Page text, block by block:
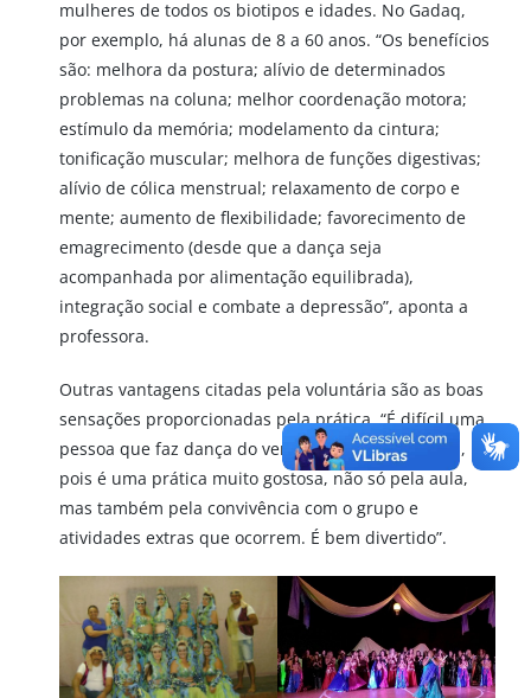
mulheres de todos os biotipos e idades. No Gadaq,
por exemplo, há alunas de 8 a 60 anos. “Os benefícios
são: melhora da postura; alívio de determinados
problemas na coluna; melhor coordenação motora;
estímulo da memória; modelamento da cintura;
tonificação muscular; melhora de funções digestivas;
alívio de cólica menstrual; relaxamento de corpo e
mente; aumento de flexibilidade; favorecimento de
emagrecimento (desde que a dança seja
acompanhada por alimentação equilibrada),
integração social e combate a depressão”, aponta a
professora.
Outras vantagens citadas pela voluntária são as boas
sensações proporcionadas pela prática. “É difícil uma
pessoa que faz dança do ventre não se sentir bem,
pois é uma prática muito gostosa, não só pela aula,
mas também pela convivência com o grupo e
atividades extras que ocorrem. É bem divertido”.